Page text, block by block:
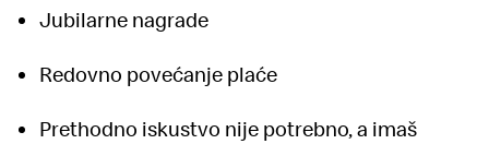
Jubilarne nagrade
Redovno povećanje plaće
Prethodno iskustvo nije potrebno, a imaš